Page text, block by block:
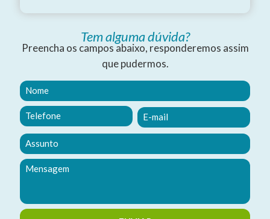
Tem alguma dúvida?
Preencha os campos abaixo, responderemos assim
que pudermos.